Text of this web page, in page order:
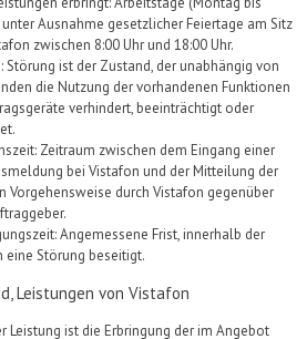
Ausnahme gesetzlicher Feiertage am Sitz
zwischen 8:00 Uhr und 18:00 Uhr.
Störung ist der Zustand, der unabhängig von
die Nutzung der vorhandenen Funktionen
verhindert, beeinträchtigt oder
Zeitraum zwischen dem Eingang einer
bei Vistafon und der Mitteilung der
Vorgehensweise durch Vistafon gegenüber
Angemessene Frist, innerhalb der
eine Störung beseitigt.
, Leistungen von Vistafon
Leistung ist die Erbringung der im Angebot